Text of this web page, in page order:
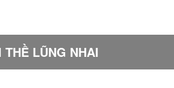
THỀ LŨNG NHAI